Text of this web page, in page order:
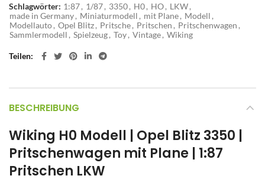
Schlagwörter: 1:87, 1/87, 3350, H0, HO, LKW,
made in Germany, Miniaturmodell , mit Plane, Modell ,
Modellauto, Opel Blitz, Pritsche, Pritschen , Pritschenwagen ,
Sammlermodell , Spielzeug, Toy, Vintage, Wiking
Teilen
BESCHREIBUNG
Wiking H0 Modell | Opel Blitz 3350 |
Pritschenwagen mit Plane | 1:87
Pritschen LKW